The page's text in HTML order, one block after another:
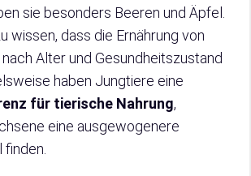
sie besonders Beeren und Äpfel.
wissen, dass die Ernährung von
Alter und Gesundheitszustand
haben Jungtiere eine
für tierische Nahrung,
eine ausgewogenere